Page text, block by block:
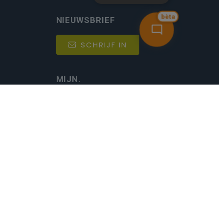
bèta
NIEUWSBRIEF
SCHRIJF IN
MIJN.